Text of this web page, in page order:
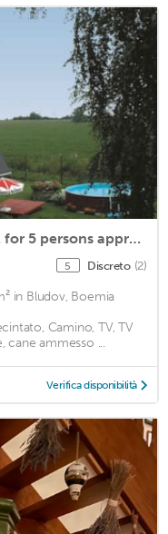
Holiday house with private pool for 5 persons approx. 65 m2
5 Discreto (2)
in Bludov, Boemia
Camino, TV, TV
cane ammesso ...
Verifica disponibilità